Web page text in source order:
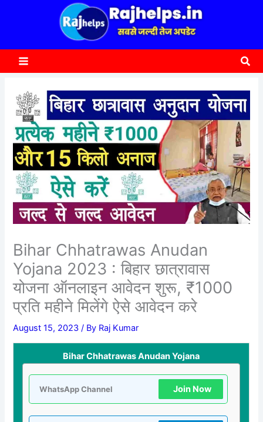
Bihar Chhatrawas Anudan
Yojana 2023 : बिहार छात्रावास
योजना ऑनलाइन आवेदन शुरू, ₹1000
प्रति महीने मिलेंगे ऐसे आवेदन करे
August 15, 2023/ By Raj Kumar
Bihar Chhatrawas Anudan Yojana
WhatsApp Channel Join Now
c